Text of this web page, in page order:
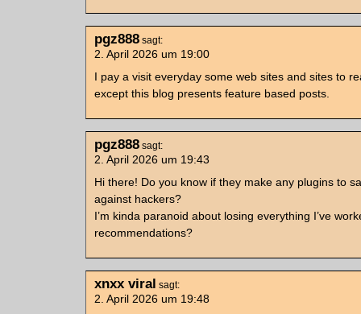
pgz888 sagt:
2. April 2026 um 19:00
I pay a visit everyday some web sites and sites to
except this blog presents feature based posts.
pgz888 sagt:
2. April 2026 um 19:43
Hi there! Do you know if they make any plugins to
against hackers?
I’m kinda paranoid about losing everything I’ve
recommendations?
xnxx viral sagt:
2. April 2026 um 19:48